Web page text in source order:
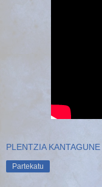
PLENTZIA KANTAGUNE
Partekatu